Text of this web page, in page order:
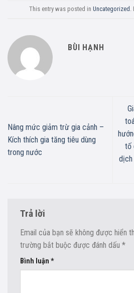
This entry was posted in Uncategorized
BÙI HẠNH
Nâng mức giảm trừ gia cảnh –
Kích thích gia tăng tiêu dùng
trong nước
tố
Trả lời
Email của bạn sẽ không được hiển
trường bắt buộc được đánh dấu *
Bình luận *